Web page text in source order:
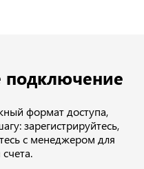
подключение
формат доступа,
зарегистрируйтесь,
с менеджером для